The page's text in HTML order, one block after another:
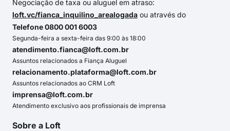
Negociação de taxa ou aluguel em atraso:
loft.vc/fianca_inquilino_arealogada ou através do
Telefone 0800 001 6003
Segunda-feira a sexta-feira das 9:00 às 18:00
atendimento.fianca@loft.com.br
Assuntos relacionados a Fiança Aluguel
relacionamento.plataforma@loft.com.br
Assuntos relacionados ao CRM Loft
imprensa@loft.com.br
Atendimento exclusivo aos profissionais de imprensa
Sobre a Loft